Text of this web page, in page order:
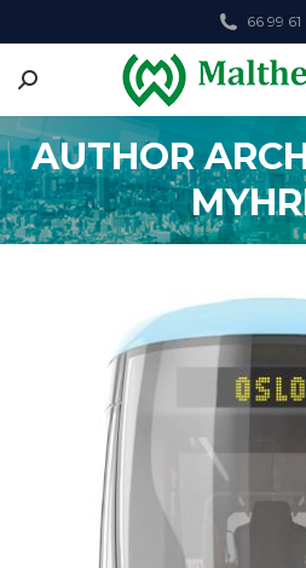
66 99
Search:
AUTHOR